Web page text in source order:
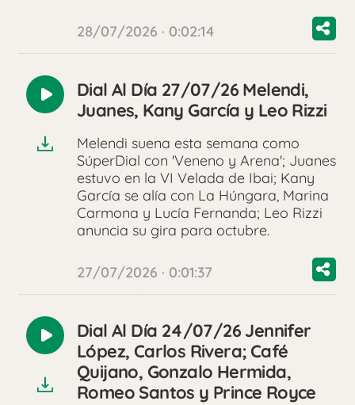
28/07/2026 · 0:02:14
Reproducir
audio
Dial Al Día 27/07/26 Melendi,
Juanes, Kany García y Leo Rizzi
Melendi suena esta semana como
SúperDial con 'Veneno y Arena'; Juanes
estuvo en la VI Velada de Ibai; Kany
García se alía con La Húngara, Marina
Carmona y Lucía Fernanda; Leo Rizzi
anuncia su gira para octubre.
27/07/2026 · 0:01:37
Reproducir
audio
Dial Al Día 24/07/26 Jennifer
López, Carlos Rivera; Café
Quijano, Gonzalo Hermida,
Romeo Santos y Prince Royce